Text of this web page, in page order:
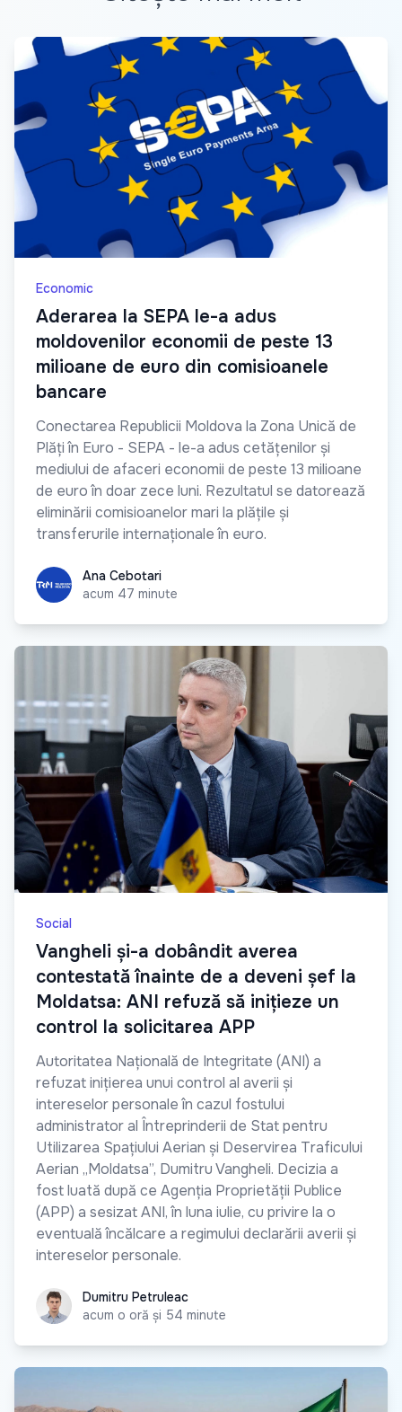
Economic
Aderarea la SEPA le-a adus
moldovenilor economii de peste 13
milioane de euro din comisioanele
bancare
Conectarea Republicii Moldova la Zona Unică de
Plăți în Euro - SEPA - le-a adus cetățenilor și
mediului de afaceri economii de peste 13 milioane
de euro în doar zece luni. Rezultatul se datorează
eliminării comisioanelor mari la plățile și
transferurile internaționale în euro.
Ana CebotariAna Cebotari
acum 47 minute
Social
Vangheli și-a dobândit averea
contestată înainte de a deveni șef la
Moldatsa: ANI refuză să inițieze un
control la solicitarea APP
Autoritatea Națională de Integritate (ANI) a
refuzat inițierea unui control al averii și
intereselor personale în cazul fostului
administrator al Întreprinderii de Stat pentru
Utilizarea Spațiului Aerian și Deservirea Traficului
Aerian „Moldatsa”, Dumitru Vangheli. Decizia a
fost luată după ce Agenția Proprietății Publice
(APP) a sesizat ANI, în luna iulie, cu privire la o
eventuală încălcare a regimului declarării averii și
intereselor personale.
Dumitru Petruleac
Dumitru Petruleac
acum o oră și 54 minute